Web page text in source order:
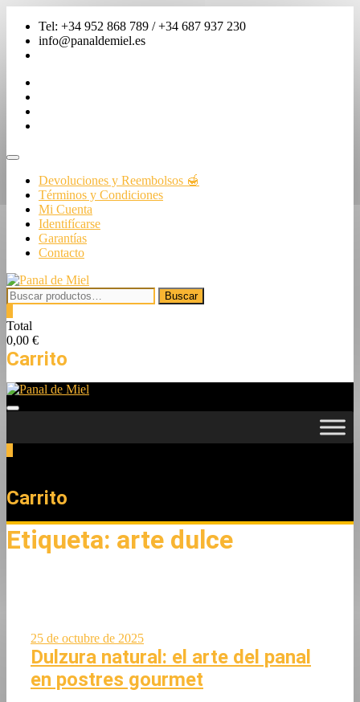
contenido
Tel: +34 952 868 789 / +34 687 937 230
info@panaldemiel.es
Menú
barra
superior
Devoluciones y Reembolsos 🍯
Términos y Condiciones
Mi Cuenta
Identifícarse
Garantías
Contacto
Buscar
por:
Buscar
Total
0,00 €
Carrito
Carrito
Etiqueta: arte dulce
25 de octubre de 2025
Dulzura natural: el arte del panal
en postres gourmet